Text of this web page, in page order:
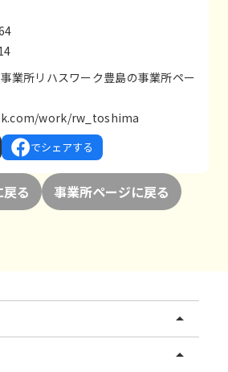
業所リハスワーク豊島の事業所ペー
work/rw_toshima
でシェアする
る 事業所ページに戻る
arrow_drop_up
arrow_drop_up